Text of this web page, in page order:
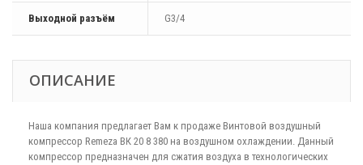
Выходной разъём G3/4
ОПИСАНИЕ
Наша компания предлагает Вам к продаже Винтовой воздушный
компрессор Remeza ВК 20 8 380 на воздушном охлаждении. Данный
компрессор предназначен для сжатия воздуха в технологических